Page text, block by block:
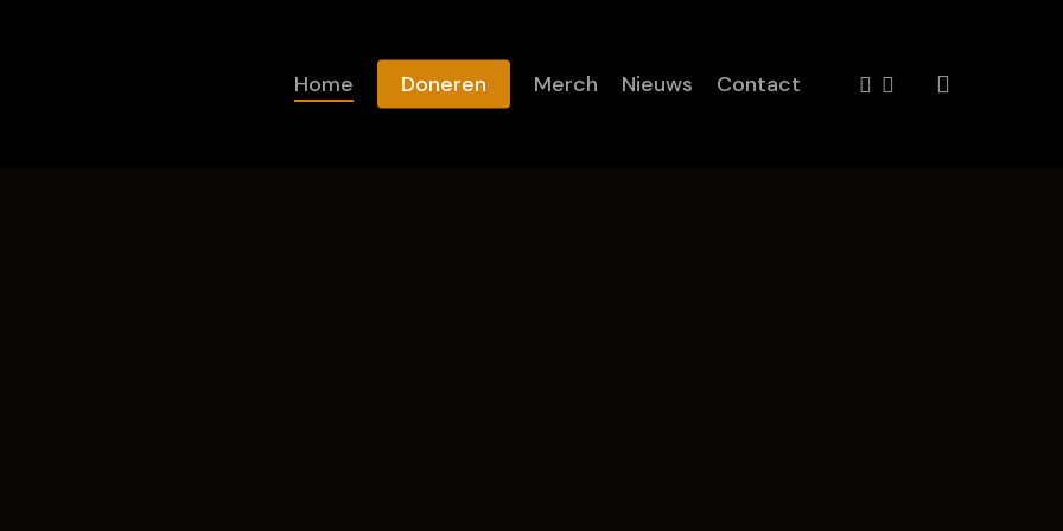
Home Doneren Merch Nieuws Contact facebook
instagram
Winkelmand